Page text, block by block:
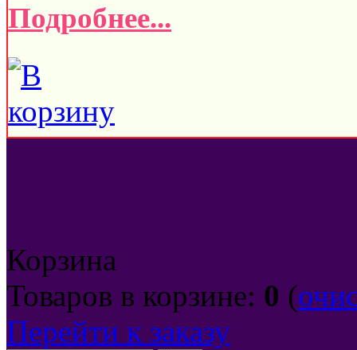
Подробнее...
Корзина
Товаров в корзине: 0 (
Перейти к заказу